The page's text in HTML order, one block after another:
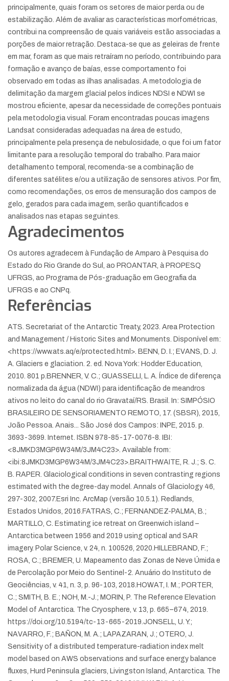
principalmente, quais foram os setores de maior perda ou de
estabilização. Além de avaliar as características morfométricas,
contribui na compreensão de quais variáveis estão associadas a
porções de maior retração. Destaca-se que as geleiras de frente
em mar, foram as que mais retraíram no período, contribuindo para
formação e avanço de baías, esse comportamento foi
observado em todas as ilhas analisadas. A metodologia de
delimitação da margem glacial pelos índices NDSI e NDWI se
mostrou eficiente, apesar da necessidade de correções pontuais
pela metodologia visual. Foram encontradas poucas imagens
Landsat consideradas adequadas na área de estudo,
principalmente pela presença de nebulosidade, o que foi um fator
limitante para a resolução temporal do trabalho. Para maior
detalhamento temporal, recomenda-se a combinação de
diferentes satélites e/ou a utilização de sensores ativos. Por fim,
como recomendações, os erros de mensuração dos campos de
gelo, gerados para cada imagem, serão quantificados e
analisados nas etapas seguintes.
Agradecimentos
Os autores agradecem à Fundação de Amparo à Pesquisa do
Estado do Rio Grande do Sul, ao PROANTAR, à PROPESQ
UFRGS, ao Programa de Pós-graduação em Geografia da
UFRGS e ao CNPq.
Referências
ATS. Secretariat of the Antarctic Treaty, 2023. Area Protection
and Management / Historic Sites and Monuments. Disponível em:
<https://www.ats.aq/e/protected.html>. BENN, D. I.; EVANS, D. J.
A. Glaciers e glaciation. 2. ed. Nova York: Hodder Education,
2010. 801 p. BRENNER, V. C.; GUASSELLI, L. A. Índice de diferença
normalizada da água (NDWI) para identificação de meandros
ativos no leito do canal do rio Gravataí/RS. Brasil. In: SIMPÓSIO
BRASILEIRO DE SENSORIAMENTO REMOTO, 17. (SBSR), 2015,
João Pessoa. Anais... São José dos Campos: INPE, 2015. p.
3693-3699. Internet. ISBN 978-85-17-0076-8. IBI:
<8JMKD3MGP6W34M/3JM4C23>. Available from:
<ibi:8JMKD3MGP6W34M/3JM4C23>. BRAITHWAITE, R. J.; S. C.
B. RAPER. Glaciological conditions in seven contrasting regions
estimated with the degree-day model. Annals of Glaciology 46,
297-302, 2007. Esri Inc. ArcMap (versão 10.5.1). Redlands,
Estados Unidos, 2016. FATRAS, C.; FERNANDEZ-PALMA, B.;
MARTILLO, C. Estimating ice retreat on Greenwich island –
Antarctica between 1956 and 2019 using optical and SAR
imagery. Polar Science, v. 24, n. 100526, 2020. HILLEBRAND, F.;
ROSA, C.; BREMER, U. Mapeamento das Zonas de Neve Úmida e
de Percolação por Meio do Sentinel-2. Anuário do Instituto de
Geociências, v. 41, n. 3, p. 96-103, 2018. HOWAT, I. M.; PORTER,
C.; SMITH, B. E.; NOH, M.-J.; MORIN, P. The Reference Elevation
Model of Antarctica. The Cryosphere, v. 13, p. 665–674, 2019.
https://doi.org/10.5194/tc-13-665-2019.JONSELL, U. Y.;
NAVARRO, F.; BAÑON, M. A.; LAPAZARAN, J.; OTERO, J.
Sensitivity of a distributed temperature-radiation index melt
model based on AWS observations and surface energy balance
fluxes, Hurd Peninsula glaciers, Livingston Island, Antarctica. The